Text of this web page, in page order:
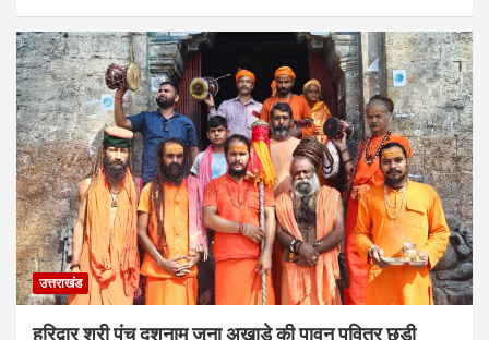
उत्तराखंड
हरिद्वार श्री पंच दशनाम जूना अखाड़े की पावन पवित्र छड़ी